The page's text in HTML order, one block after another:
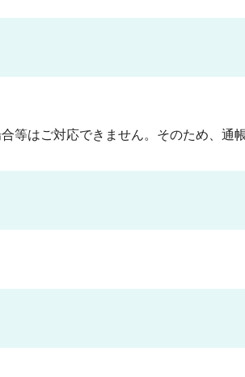
等はご対応できません。そのため、通